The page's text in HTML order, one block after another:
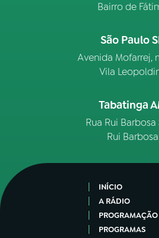
Bairro de
São Paulo
Avenida Mofarrej,
Vila
Tabatinga
Rua Rui Barbosa
Rui Barbosa
INÍCIO
A RÁDIO
PROGRAMAÇÃO
PROGRAMAS